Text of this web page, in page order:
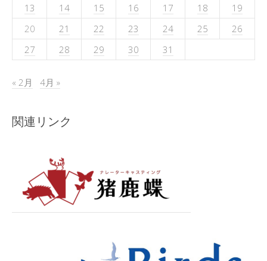
13
14 15 16 17 18
19
20
21 22 23 24 25
26
27
28 29 30 31
« 2月 4月 »
関連リンク